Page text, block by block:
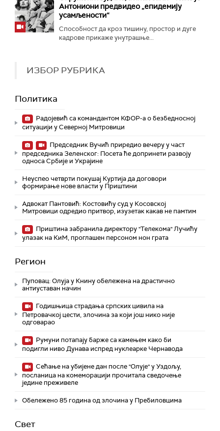
Антониони предвидео „епидемију
усамљености“
Способност да кроз тишину, простор и дуге
кадрове прикаже унутрашње...
ИЗБОР РУБРИКА
Политика
Радојевић са командантом КФОР-а о безбедносној
ситуацији у Северној Митровици
Председник Вучић приредио вечеру у част
председника Зеленског: Посета ће допринети развоју
односа Србије и Украјине
Неуспео четврти покушај Куртија да договори
формирање нове власти у Приштини
Адвокат Пантовић: Костовићу суд у Косовској
Митровици одредио притвор, изузетак какав не памтим
Приштина забранила директору "Телекома" Лучићу
улазак на КиМ, проглашен персоном нон грата
Регион
Пуповац: Олуја у Книну обележена на драстично
антиуставан начин
Годишњица страдања српских цивила на
Петровачкој цести, злочина за који још нико није
одговарао
Румуни потапају барже са камењем како би
подигли ниво Дунава испред нуклеарке Чернавода
Сећање на убијене дан после "Олује" у Уздољу,
посланица на комеморацији прочитала сведочење
једине преживеле
Обележено 85 година од злочина у Пребиловцима
Свет